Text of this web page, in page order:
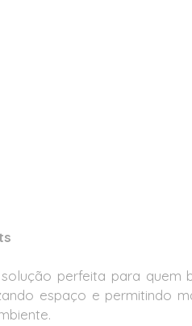
perfeita para quem
espaço e permitindo